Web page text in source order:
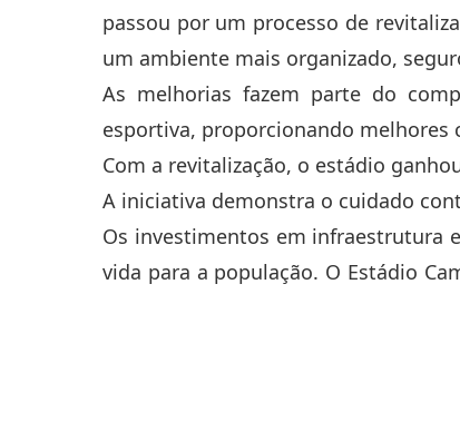
passou por um processo de
um ambiente mais organizado,
As melhorias fazem parte do
esportiva, proporcionando melhores
Com a revitalização, o estádio
A iniciativa demonstra o cuidado
Os investimentos em infraestrutura
vida para a população. O Estádio